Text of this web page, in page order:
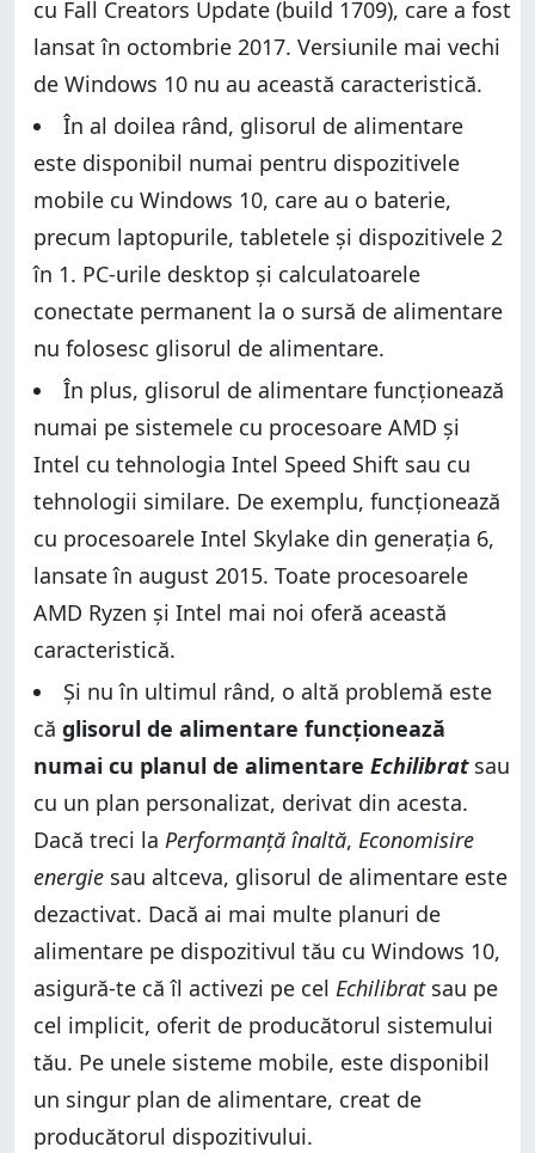
cu Fall Creators Update (build 1709), care a fost
lansat în octombrie 2017. Versiunile mai vechi
de Windows 10 nu au această caracteristică.
În al doilea rând, glisorul de alimentare
este disponibil numai pentru dispozitivele
mobile cu Windows 10, care au o baterie,
precum laptopurile, tabletele și dispozitivele 2
în 1. PC-urile desktop și calculatoarele
conectate permanent la o sursă de alimentare
nu folosesc glisorul de alimentare.
În plus, glisorul de alimentare funcționează
numai pe sistemele cu procesoare AMD și
Intel cu tehnologia Intel Speed Shift sau cu
tehnologii similare. De exemplu, funcționează
cu procesoarele Intel Skylake din generația 6,
lansate în august 2015. Toate procesoarele
AMD Ryzen și Intel mai noi oferă această
caracteristică.
Și nu în ultimul rând, o altă problemă este
că glisorul de alimentare funcționează
numai cu planul de alimentare Echilibratsau
cu un plan personalizat, derivat din acesta.
Dacă treci la Performanță înaltă, Economisire
energie sau altceva, glisorul de alimentare este
dezactivat. Dacă ai mai multe planuri de
alimentare pe dispozitivul tău cu Windows 10,
asigură-te că îl activezi pe cel Echilibrat sau pe
cel implicit, oferit de producătorul sistemului
tău. Pe unele sisteme mobile, este disponibil
un singur plan de alimentare, creat de
producătorul dispozitivului.